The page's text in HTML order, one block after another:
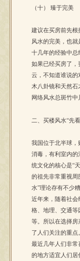
（十） 臻于完美
建议在买房前先
风水的完美，也
十几年的经验中总
如果已经买房了
云，不知道谁说
木八卦镜和天然
网络风水总斑竹
二、买楼风水“先
我国位于北半球
消毒，有利室内
统文化的核心是“
的祖先非常重视周
水”理论存有不少
近年来，随着社
格、地理、交通
等。所以在选择房
了人们关注的重点
最近几年人们非
的地方适宜人们居